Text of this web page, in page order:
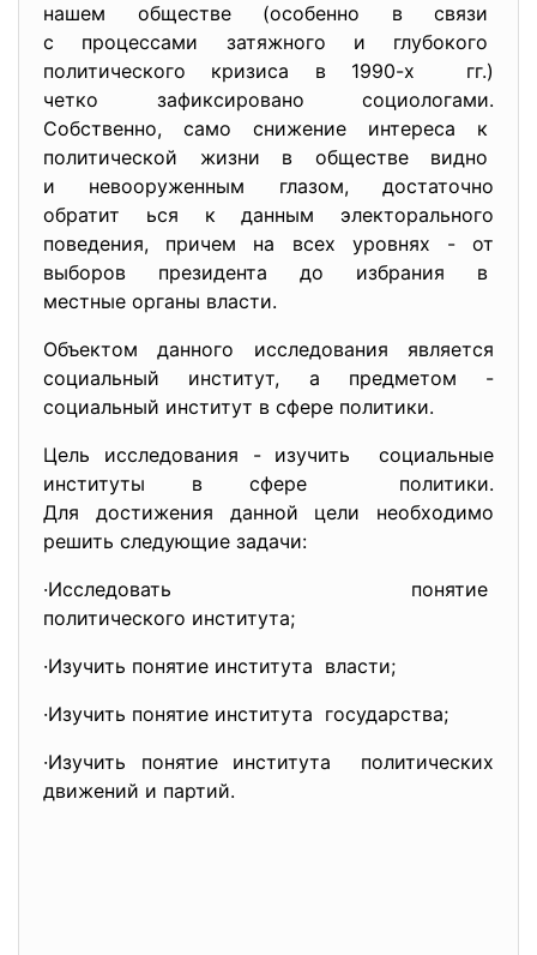
нашем обществе (особенно в связи
с процессами затяжного и глубокого
политического кризиса в 1990-х гг.)
четко зафиксировано социологами.
Собственно, само снижение интереса к
политической жизни в обществе видно
и невооруженным глазом, достаточно
обратит ься к данным электорального
поведения, причем на всех уровнях - от
выборов президента до избрания в
местные органы власти.
Объектом данного исследования является
социальный институт, а предметом -
социальный институт в сфере политики.
Цель исследования - изучить социальные
институты в сфере политики.
Для достижения данной цели необходимо
решить следующие задачи:
·Исследовать понятие
политического института;
·Изучить понятие института власти;
·Изучить понятие института государства;
·Изучить понятие института политических
движений и партий.